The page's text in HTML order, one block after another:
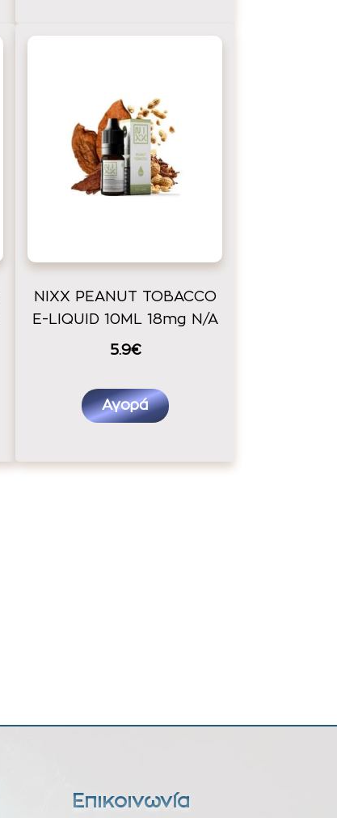
NIXX PEANUT TOBACCO
E-LIQUID 10ML 18mg N/A
5.9€
Αγορά
Επικοινωνία